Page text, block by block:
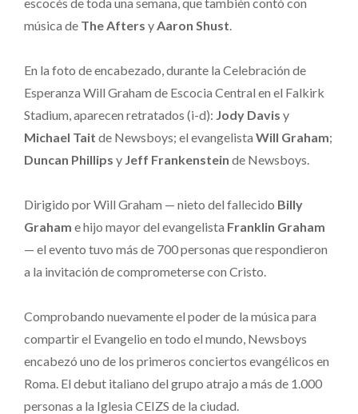
música de The Afters yAaron Shust.
En la foto de encabezado, durante la Celebración de
Esperanza Will Graham de Escocia Central en el Falkirk
Stadium, aparecen retratados (i-d): Jody Davis y
Michael Tait de Newsboys; el evangelista Will Graham;
Duncan Phillips y Jeff Frankenstein de Newsboys.
Dirigido por Will Graham — nieto del fallecido Billy
Graham e hijo mayor del evangelista Franklin Graham
— el evento tuvo más de 700 personas que respondieron
a la invitación de comprometerse con Cristo.
Comprobando nuevamente el poder de la música para
compartir el Evangelio en todo el mundo, Newsboys
encabezó uno de los primeros conciertos evangélicos en
Roma. El debut italiano del grupo atrajo a más de 1.000
personas a la Iglesia CEIZS de la ciudad.